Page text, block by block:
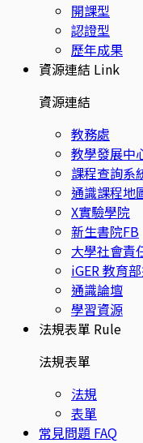
開課型
認證型
歷年成果
資源連結 Link
資源連結
教務處
教學發展中
課程查詢系
通識課程地
X實驗學院
新生書院FB
大學社會責
iGER 教育
通識論壇
學習資源
法規表單 Rule
法規表單
法規
表單
常見問題 FAQ